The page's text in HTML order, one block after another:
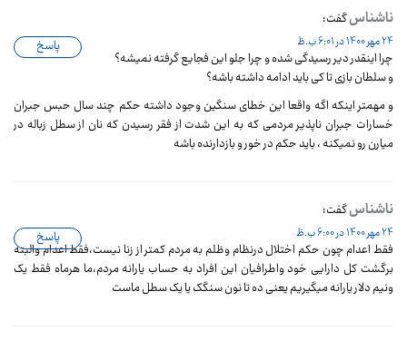
ناشناسگفت:
24 مهر 1400 در 6:01 ب.ظ
چرا اینقدر دیر رسیدگی شده و چرا جلو این فجایع گرفته نمیشه؟
و سلطان بازی تا کی باید ادامه داشته باشه؟
و مهمتر اینکه اگه واقعا این خطای سنگین وجود داشته حکم چند سال حبس جبران
خسارات جبران ناپذیر مردمی که به این شدت از فقر رسیدن که نان از سطل زباله در
میارن رو نمیکنه ، باید حکم در خور و بازدارنده باشه
پاسخ
ناشناسگفت:
24 مهر 1400 در 6:00 ب.ظ
فقط اعدام چون حکم اختلال درنظام وظلم به مردم کمتر از زنا نیست،فقط اعدام والبته
برگشت کل دارایی خود واطرافیان این افراد به حساب یارانه مردم،ما هرماه فقط یک
ونیم دلار یارانه میگیریم یعنی ده تا نون سنگک یا یک سطل ماست
پاسخ